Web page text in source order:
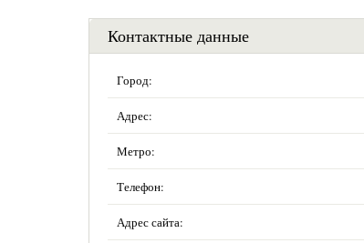
Контактные данные
Город:
Адрес:
Метро:
Телефон:
Адрес сайта: